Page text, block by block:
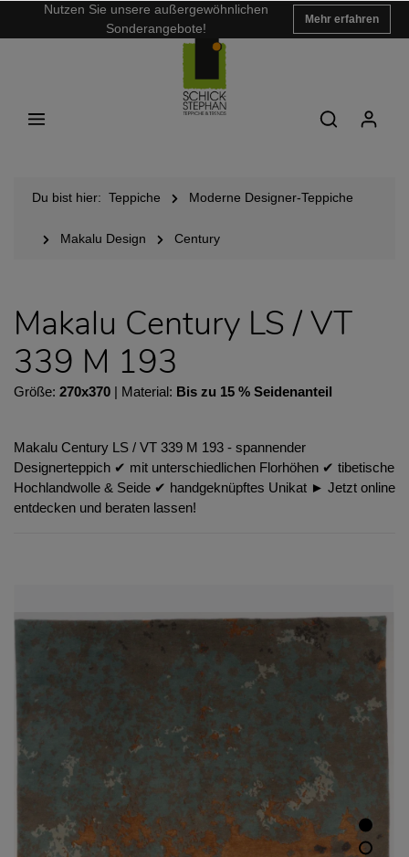
Nutzen Sie unsere außergewöhnlichen
Sonderangebote!
Mehr erfahren
Du bist hier: Teppiche Moderne Designer-Teppiche
Makalu Design Century
Makalu Century LS / VT
339 M 193
Größe: 270x370 | Material: Bis zu 15 % Seidenanteil
Makalu Century LS / VT 339 M 193 - spannender
Designerteppich ✔︎ mit unterschiedlichen Florhöhen ✔︎ tibetische
Hochlandwolle & Seide ✔︎ handgeknüpftes Unikat ► Jetzt online
entdecken und beraten lassen!